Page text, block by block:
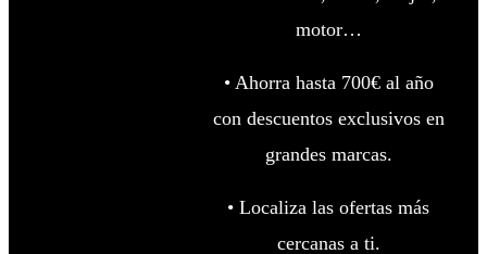
motor…
• Ahorra hasta 700€ al año
con descuentos exclusivos en
grandes marcas.
• Localiza las ofertas más
cercanas a ti.